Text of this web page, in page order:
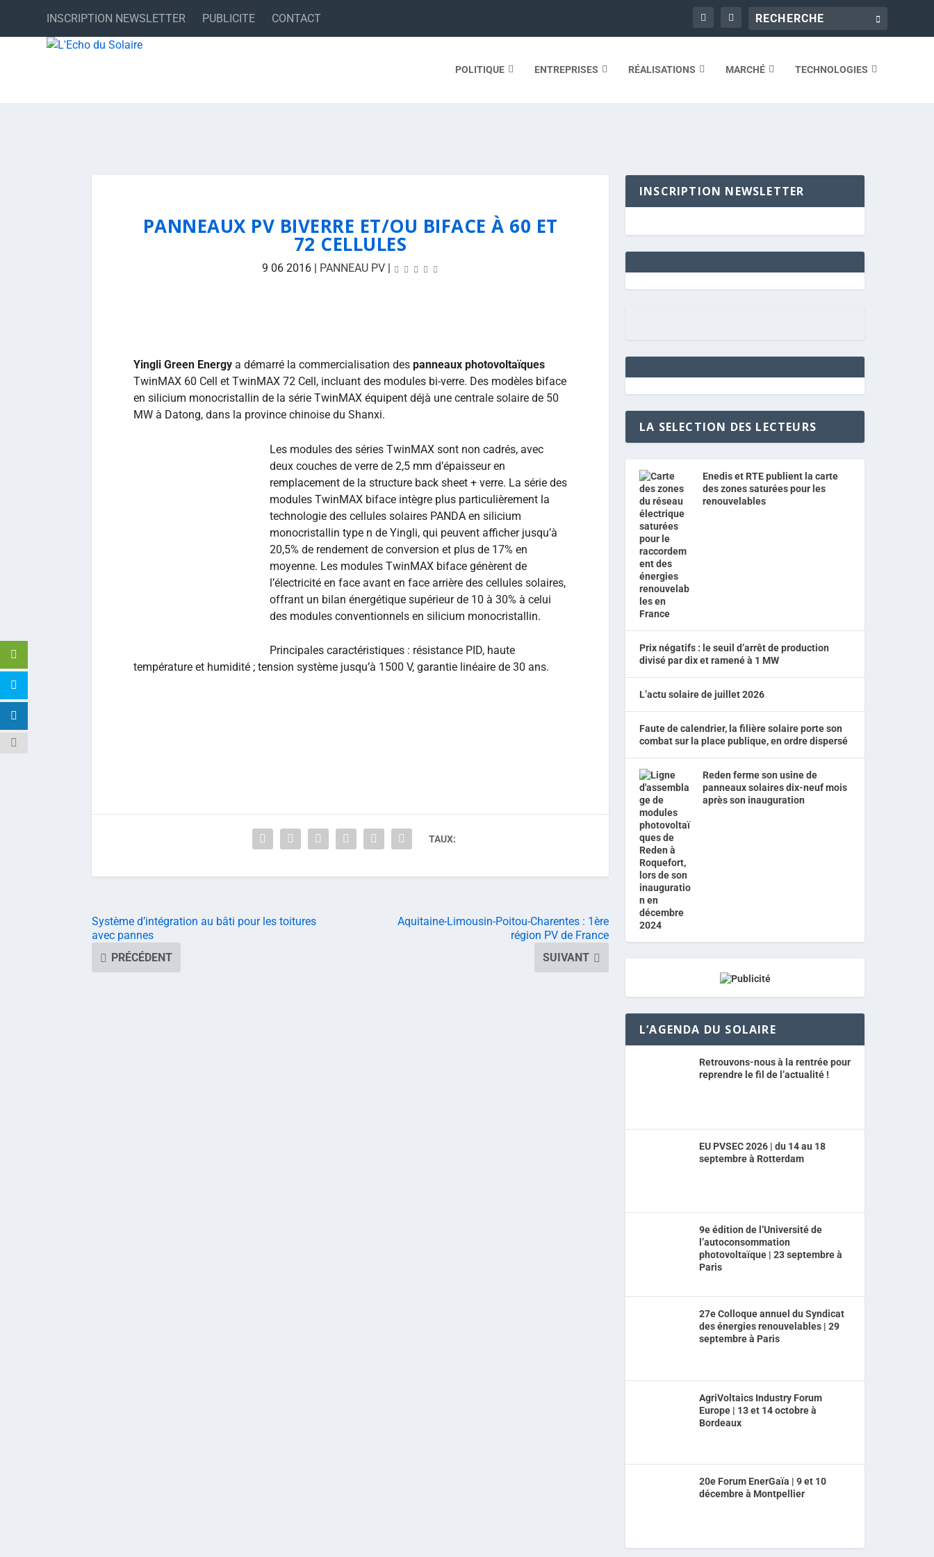
INSCRIPTION NEWSLETTER PUBLICITE CONTACT
POLITIQUE ENTREPRISES RÉALISATIONS MARCHÉ TECHNOLOGIES
PANNEAUX PV BIVERRE ET/OU BIFACE À 60 ET
72 CELLULES
9 06 2016| PANNEAU PV|
Yingli Green Energy a démarré la commercialisation des panneaux photovoltaïques
TwinMAX 60 Cell et TwinMAX 72 Cell, incluant des modules bi-verre. Des modèles biface
en silicium monocristallin de la série TwinMAX équipent déjà une centrale solaire de 50
MW à Datong, dans la province chinoise du Shanxi.
Les modules des séries TwinMAX sont non cadrés, avec
deux couches de verre de 2,5 mm d’épaisseur en
remplacement de la structure back sheet + verre. La série des
modules TwinMAX biface intègre plus particulièrement la
technologie des cellules solaires PANDA en silicium
monocristallin type n de Yingli, qui peuvent afficher jusqu’à
20,5% de rendement de conversion et plus de 17% en
moyenne. Les modules TwinMAX biface génèrent de
l’électricité en face avant en face arrière des cellules solaires,
offrant un bilan énergétique supérieur de 10 à 30% à celui
des modules conventionnels en silicium monocristallin.
Principales caractéristiques : résistance PID, haute
température et humidité ; tension système jusqu’à 1500 V, garantie linéaire de 30 ans.
TAUX:
Système d’intégration au bâti pour les toitures
avec pannes
PRÉCÉDENT
Aquitaine-Limousin-Poitou-Charentes : 1ère
région PV de France
SUIVANT
INSCRIPTION NEWSLETTER
LA SELECTION DES LECTEURS
Enedis et RTE publient la carte
des zones saturées pour les
renouvelables
Prix négatifs : le seuil d’arrêt de production
divisé par dix et ramené à 1 MW
L’actu solaire de juillet 2026
Faute de calendrier, la filière solaire porte son
combat sur la place publique, en ordre dispersé
Reden ferme son usine de
panneaux solaires dix-neuf mois
après son inauguration
L’AGENDA DU SOLAIRE
Retrouvons-nous à la rentrée pour
reprendre le fil de l’actualité !
EU PVSEC 2026 | du 14 au 18
septembre à Rotterdam
9e édition de l’Université de
l’autoconsommation
photovoltaïque | 23 septembre à
Paris
27e Colloque annuel du Syndicat
des énergies renouvelables | 29
septembre à Paris
AgriVoltaics Industry Forum
Europe | 13 et 14 octobre à
Bordeaux
20e Forum EnerGaïa | 9 et 10
décembre à Montpellier